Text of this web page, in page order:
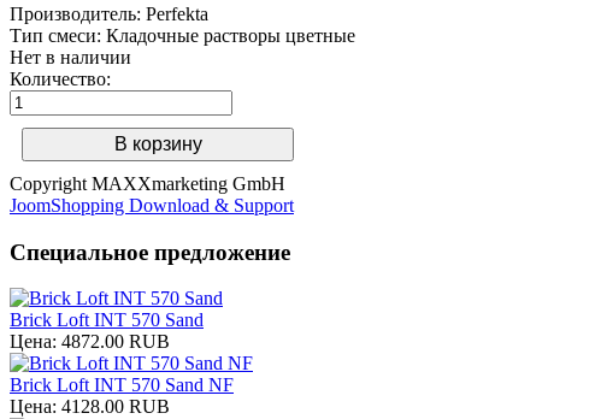
Производитель: Perfekta
Тип смеси: Кладочные растворы цветные
Нет в наличии
Количество:
Copyright MAXXmarketing GmbH
JoomShopping Download & Support
Специальное предложение
Brick Loft INT 570 Sand
Цена: 4872.00 RUB
Brick Loft INT 570 Sand NF
Цена: 4128.00 RUB